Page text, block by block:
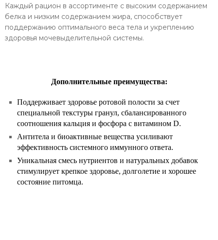
Каждый рацион в ассортименте с высоким содержанием
белка и низким содержанием жира, способствует
поддержанию оптимального веса тела и укреплению
здоровья мочевыделительной системы.
Дополнительные преимущества:
Поддерживает здоровье ротовой полости за счет
специальной текстуры гранул, сбалансированного
соотношения кальция и фосфора с витамином D.
Антитела и биоактивные вещества усиливают
эффективность системного иммунного ответа.
Уникальная смесь нутриентов и натуральных добавок
стимулирует крепкое здоровье, долголетие и хорошее
состояние питомца.